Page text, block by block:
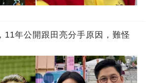
11年公開跟田亮分手原因，難怪